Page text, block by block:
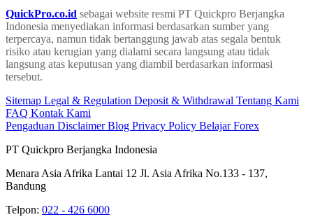
QuickPro.co.id sebagai website resmi PT Quickpro Berjangka
Indonesia menyediakan informasi berdasarkan sumber yang
terpercaya, namun tidak bertanggung jawab atas segala bentuk
risiko atau kerugian yang dialami secara langsung atau tidak
langsung atas keputusan yang diambil berdasarkan informasi
tersebut.
Sitemap Legal & Regulation Deposit & Withdrawal Tentang Kami
FAQ Kontak Kami
Pengaduan DisclaimerBlog Privacy Policy Belajar Forex
PT Quickpro Berjangka Indonesia
Menara Asia Afrika Lantai 12 Jl. Asia Afrika No.133 - 137,
Bandung
Telpon: 022 - 426 6000